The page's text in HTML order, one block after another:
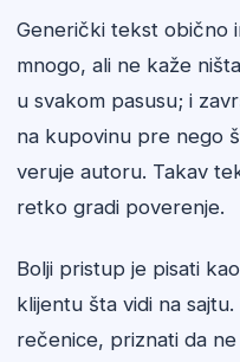
Generički tekst obično
mnogo, ali ne kaže
u svakom pasusu; i
na kupovinu pre nego
veruje autoru. Takav
retko gradi poverenje.
Bolji pristup je pisati
klijentu šta vidi na
rečenice, priznati da